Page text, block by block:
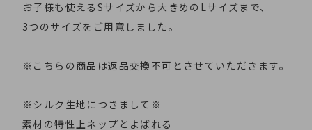
お子様も使えるSサイズから大きめのLサイズまで、
3つのサイズをご用意しました。
※こちらの商品は返品交換不可とさせていただきます。
※シルク生地につきまして※
素材の特性上ネップとよばれる